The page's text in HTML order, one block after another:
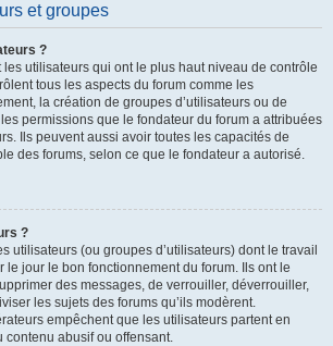
et groupes
?
les utilisateurs qui ont le plus haut niveau de contrôle
tous les aspects du forum comme les
la création de groupes d’utilisateurs ou de
permissions que le fondateur du forum a attribuées
Ils peuvent aussi avoir toutes les capacités de
des forums, selon ce que le fondateur a autorisé.
?
utilisateurs (ou groupes d’utilisateurs) dont le travail
le jour le bon fonctionnement du forum. Ils ont le
des messages, de verrouiller, déverrouiller,
les sujets des forums qu’ils modèrent.
empêchent que les utilisateurs partent en
abusif ou offensant.